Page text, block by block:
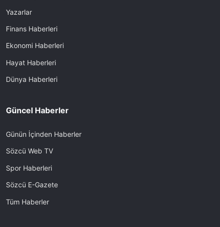
Yazarlar
Finans Haberleri
Ekonomi Haberleri
Hayat Haberleri
Dünya Haberleri
Güncel Haberler
Günün İçinden Haberler
Sözcü Web TV
Spor Haberleri
Sözcü E-Gazete
Tüm Haberler